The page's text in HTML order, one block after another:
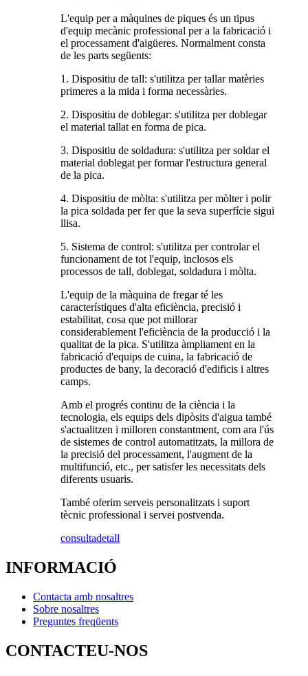
L'equip per a màquines de piques és un tipus
d'equip mecànic professional per a la fabricació i
el processament d'aigüeres. Normalment consta
de les parts següents:
1. Dispositiu de tall: s'utilitza per tallar matèries
primeres a la mida i forma necessàries.
2. Dispositiu de doblegar: s'utilitza per doblegar
el material tallat en forma de pica.
3. Dispositiu de soldadura: s'utilitza per soldar el
material doblegat per formar l'estructura general
de la pica.
4. Dispositiu de mòlta: s'utilitza per mòlter i polir
la pica soldada per fer que la seva superfície sigui
llisa.
5. Sistema de control: s'utilitza per controlar el
funcionament de tot l'equip, inclosos els
processos de tall, doblegat, soldadura i mòlta.
L'equip de la màquina de fregar té les
característiques d'alta eficiència, precisió i
estabilitat, cosa que pot millorar
considerablement l'eficiència de la producció i la
qualitat de la pica. S'utilitza àmpliament en la
fabricació d'equips de cuina, la fabricació de
productes de bany, la decoració d'edificis i altres
camps.
Amb el progrés continu de la ciència i la
tecnologia, els equips dels dipòsits d'aigua també
s'actualitzen i milloren constantment, com ara l'ús
de sistemes de control automatitzats, la millora de
la precisió del processament, l'augment de la
multifunció, etc., per satisfer les necessitats dels
diferents usuaris.
També oferim serveis personalitzats i suport
tècnic professional i servei postvenda.
consultadetall
INFORMACIÓ
Contacta amb nosaltres
Sobre nosaltres
Preguntes freqüents
CONTACTEU-NOS